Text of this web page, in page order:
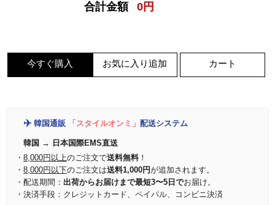
合計金額 0 円
今すぐ購入 お気に入り追加 カート
✈️ 韓国通販 「スタイルオンミ」 配送システム
韓国 → 日本国際EMS直送
・ 8,000円以上のご注文で送料無料！
・ 8,000円以下のご注文は送料1,000円が追加されます。
・配送期間： 出荷からお届けまで最短3〜5日でお届け。
・決済手段：クレジットカード、ペイパル、コンビニ決済